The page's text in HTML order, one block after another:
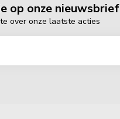
op onze nieuwsbrief
over onze laatste acties